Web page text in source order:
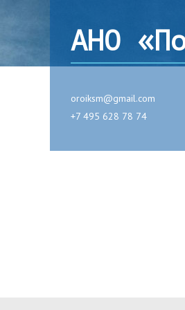
АНО
oroiksm@gmail.com
+7 495 628 78 74